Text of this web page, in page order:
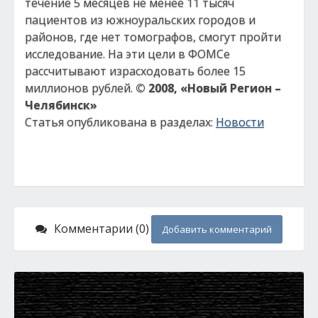
пациентов из южноуральских городов и
районов, где нет томографов, смогут пройти
исследование. На эти цели в ФОМСе
рассчитывают израсходовать более 15
миллионов рублей. © 2008, «Новый Регион –
Челябинск»
Статья опубликована в разделах: Новости
Комментарии (0) Добавить комментарий